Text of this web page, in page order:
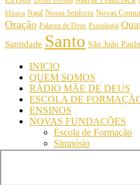
Música Natal Nossa Senhora Novas
Oração Palavra de Deus Psicologia
Santidade Santo São João
INICIO
QUEM SOMOS
RÁDIO MÃE DE DEUS
ESCOLA DE
ENSINOS
NOVAS FUNDAÇÕES
Escola de Formação
Simpósio